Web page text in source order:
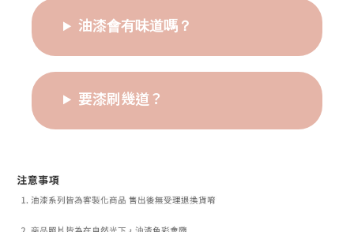
油漆會有味道嗎？
要漆刷幾道？